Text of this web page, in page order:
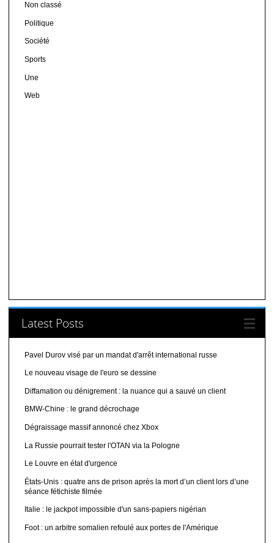
Non classé
Politique
Société
Sports
Une
Web
Latest Posts
Pavel Durov visé par un mandat d'arrêt international russe
Le nouveau visage de l'euro se dessine
Diffamation ou dénigrement : la nuance qui a sauvé un client
BMW-Chine : le grand décrochage
Dégraissage massif annoncé chez Xbox
La Russie pourrait tester l'OTAN via la Pologne
Le Louvre en état d'urgence
États-Unis : quatre ans de prison après la mort d’un client lors d’une
séance fétichiste filmée
Italie : le jackpot impossible d'un sans-papiers nigérian
Foot : un arbitre somalien refoulé aux portes de l'Amérique